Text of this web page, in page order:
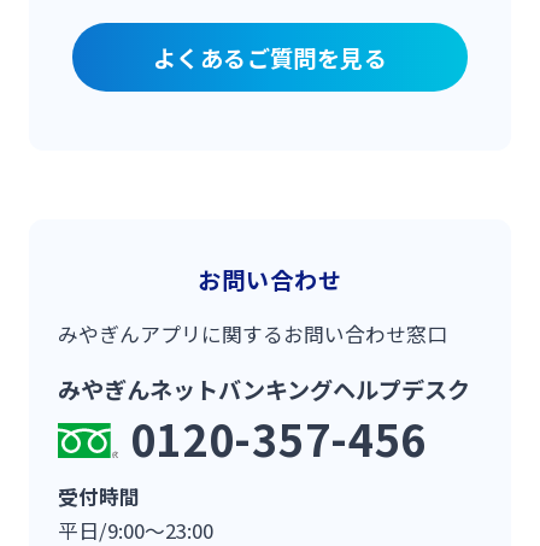
よくあるご質問を見る
お問い合わせ
みやぎんアプリに関するお問い合わせ窓口
みやぎんネットバンキングヘルプデスク
0120-357-456
受付時間
平日/9:00～23:00